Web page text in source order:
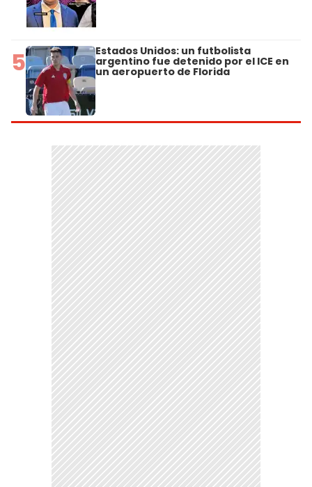
5 Estados Unidos: un futbolista
argentino fue detenido por el ICE en
un aeropuerto de Florida